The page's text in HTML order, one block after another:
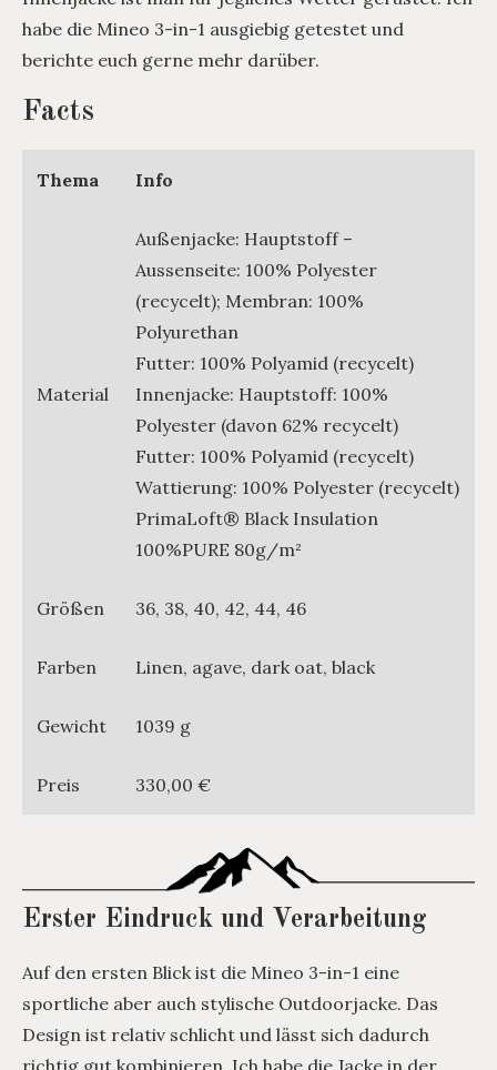
habe die Mineo 3-in-1 ausgiebig getestet und
berichte euch gerne mehr darüber.
Facts
Thema Info
Material
Außenjacke: Hauptstoff –
Aussenseite: 100% Polyester
(recycelt); Membran: 100%
Polyurethan
Futter: 100% Polyamid (recycelt)
Innenjacke: Hauptstoff: 100%
Polyester (davon 62% recycelt)
Futter: 100% Polyamid (recycelt)
Wattierung: 100% Polyester (recycelt)
PrimaLoft® Black Insulation
100%PURE 80g/m²
Größen 36, 38, 40, 42, 44, 46
Farben Linen, agave, dark oat, black
Gewicht 1039 g
Preis 330,00 €
Erster Eindruck und Verarbeitung
Auf den ersten Blick ist die Mineo 3-in-1 eine
sportliche aber auch stylische Outdoorjacke. Das
Design ist relativ schlicht und lässt sich dadurch
richtig gut kombinieren. Ich habe die Jacke in der